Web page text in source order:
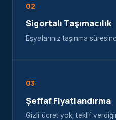
02
Sigortalı Taşımacılık
Eşyalarınız taşınma
03
Şeffaf Fiyatlandırma
Gizli ücret yok; teklif